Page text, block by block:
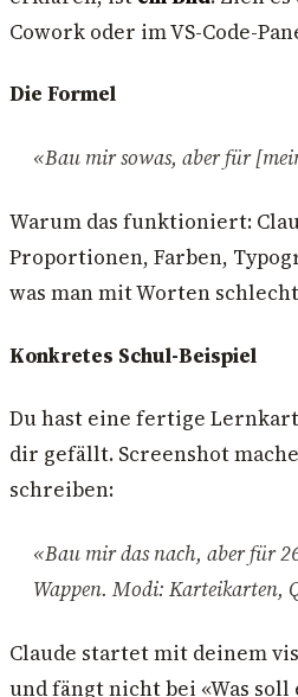
Cowork oder im VS-Code-
Die Formel
«Bau mir sowas, aber für
Warum das funktioniert:
Proportionen, Farben,
was man mit Worten
Konkretes Schul-Beispiel
Du hast eine fertige
dir gefällt. Screenshot
schreiben:
«Bau mir das nach, aber für
Wappen. Modi: Karteikarten,
Claude startet mit deinem
und fängt nicht bei «Was soll